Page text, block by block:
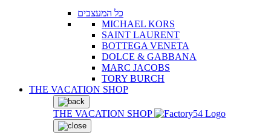
כל המעצבים
MICHAEL KORS
SAINT LAURENT
BOTTEGA VENETA
DOLCE & GABBANA
MARC JACOBS
TORY BURCH
THE VACATION SHOP
THE VACATION SHOP